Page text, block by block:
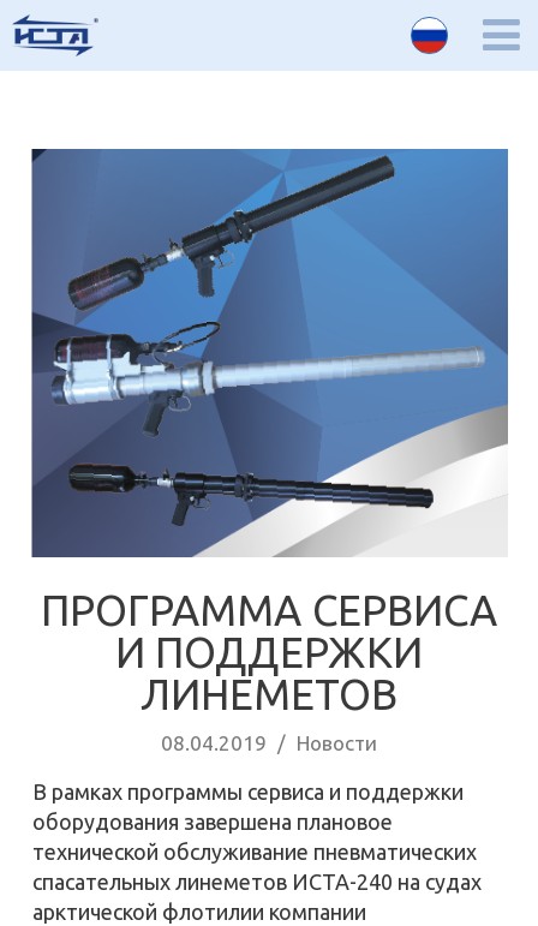
ПРОГРАММА СЕРВИСА
И ПОДДЕРЖКИ
ЛИНЕМЕТОВ
08.04.2019 / Новости
В рамках программы сервиса и поддержки
оборудования завершена плановое
технической обслуживание пневматических
спасательных линеметов ИСТА-240 на судах
арктической флотилии компании